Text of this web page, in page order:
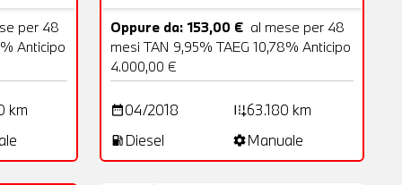
per 48
Anticipo
km
Oppure da: 153,00 € al mese per 48
mesi TAN 9,95% TAEG 10,78% Anticipo
4.000,00 €
date_range04/2018 add_road63.180 km
local_gas_station Diesel settingsManuale